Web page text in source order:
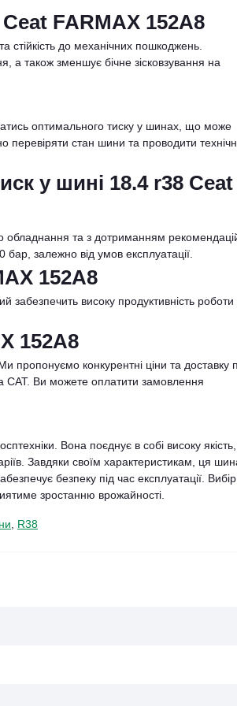
FARMAX 152A8
стійкість до механічних пошкоджень.
а також зменшує бічне зісковзування на
оптимального тиску у шинах, що може
перевіряти стан шини та проводити
у шині 18.4 r38 Ceat
обладнання та з дотриманням
залежно від умов експлуатації.
152A8
високу продуктивність роботи
152A8
пропонуємо конкурентні ціни та доставку
САТ. Ви можете оплатити замовлення
Вона поєднує в собі високу якість,
Завдяки своїм характеристикам, ця
безпеку під час експлуатації. Вибір
зростанню врожайності.
R38